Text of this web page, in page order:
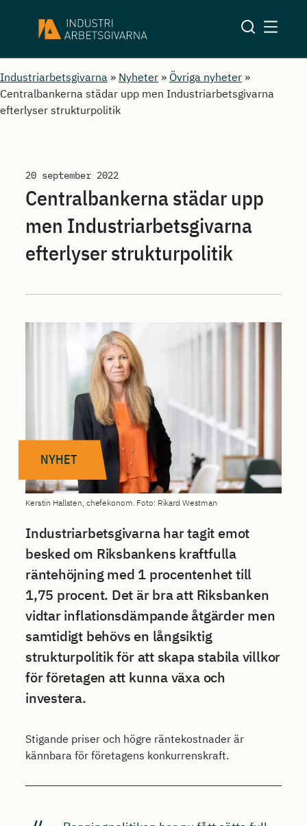
Industriarbetsgivarna » Nyheter » Övriga nyheter »
Centralbankerna städar upp men Industriarbetsgivarna
efterlyser strukturpolitik
20 september 2022
Centralbankerna städar upp
men Industriarbetsgivarna
efterlyser strukturpolitik
NYHET
Kerstin Hallsten, chefekonom. Foto: Rikard Westman
Industriarbetsgivarna har tagit emot
besked om Riksbankens kraftfulla
räntehöjning med 1 procentenhet till
1,75 procent. Det är bra att Riksbanken
vidtar inflationsdämpande åtgärder men
samtidigt behövs en långsiktig
strukturpolitik för att skapa stabila villkor
för företagen att kunna växa och
investera.
Stigande priser och högre räntekostnader är
kännbara för företagens konkurrenskraft.